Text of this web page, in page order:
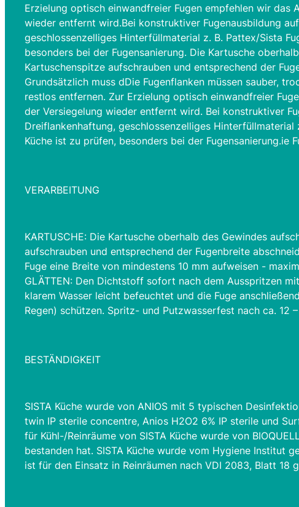
Erzielung optisch einwandfreier Fugen empfehlen wir das
wieder entfernt wird.Bei konstruktiver Fugenausbildung
geschlossenzelliges Hinterfüllmaterial z. B. Pattex/Sista
besonders bei der Fugensanierung. Die Kartusche
Kartuschenspitze aufschrauben und entsprechend der
Grundsätzlich muss dDie Fugenflanken müssen sauber,
restlos entfernen. Zur Erzielung optisch einwandfreier
der Versiegelung wieder entfernt wird. Bei konstruktiver
Dreiflankenhaftung, geschlossenzelliges
Küche ist zu prüfen, besonders bei der Fugensanierung.ie
VERARBEITUNG
KARTUSCHE: Die Kartusche oberhalb des Gewindes
aufschrauben und entsprechend der Fugenbreite
Fuge eine Breite von mindestens 10 mm aufweisen -
GLÄTTEN: Den Dichtstoff sofort nach dem Ausspritzen
klarem Wasser leicht befeuchtet und die Fuge
Regen) schützen. Spritz- und Putzwasserfest nach ca. 12
BESTÄNDIGKEIT
SISTA Küche wurde von ANIOS mit 5 typischen
twin IP sterile concentre, Anios H2O2 6% IP sterile und
für Kühl-/Reinräume von SISTA Küche wurde von
bestanden hat. SISTA Küche wurde vom Hygiene Institut
ist für den Einsatz in Reinräumen nach VDI 2083, Blatt 18